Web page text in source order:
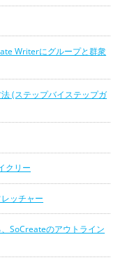
Writerにグループと群衆
(ステップバイステップガ
クリー
ッチャー
SoCreateのアウトライン